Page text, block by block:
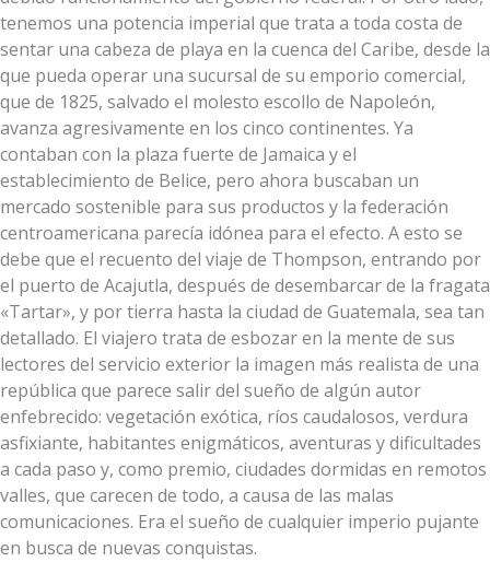
tenemos una potencia imperial que trata a toda costa de
sentar una cabeza de playa en la cuenca del Caribe, desde la
que pueda operar una sucursal de su emporio comercial,
que de 1825, salvado el molesto escollo de Napoleón,
avanza agresivamente en los cinco continentes. Ya
contaban con la plaza fuerte de Jamaica y el
establecimiento de Belice, pero ahora buscaban un
mercado sostenible para sus productos y la federación
centroamericana parecía idónea para el efecto. A esto se
debe que el recuento del viaje de Thompson, entrando por
el puerto de Acajutla, después de desembarcar de la fragata
«Tartar», y por tierra hasta la ciudad de Guatemala, sea tan
detallado. El viajero trata de esbozar en la mente de sus
lectores del servicio exterior la imagen más realista de una
república que parece salir del sueño de algún autor
enfebrecido: vegetación exótica, ríos caudalosos, verdura
asfixiante, habitantes enigmáticos, aventuras y dificultades
a cada paso y, como premio, ciudades dormidas en remotos
valles, que carecen de todo, a causa de las malas
comunicaciones. Era el sueño de cualquier imperio pujante
en busca de nuevas conquistas.